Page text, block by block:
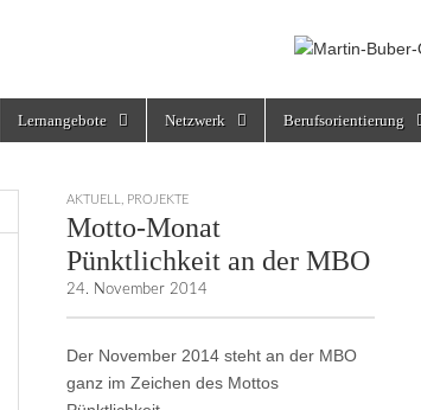
Oberschule
Lernangebote Netzwerk Berufsorientierung
AKTUELL PROJEKTE
Motto-Monat
Pünktlichkeit an der MBO
24. November 2014
Der November 2014 steht an der MBO
ganz im Zeichen des Mottos